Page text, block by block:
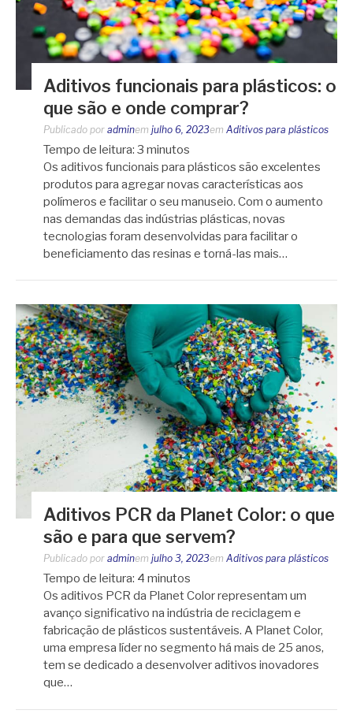
Aditivos funcionais para plásticos: o
que são e onde comprar?
Publicado por adminem julho 6, 2023em Aditivos para plásticos
Tempo de leitura: 3 minutos
Os aditivos funcionais para plásticos são excelentes
produtos para agregar novas características aos
polímeros e facilitar o seu manuseio. Com o aumento
nas demandas das indústrias plásticas, novas
tecnologias foram desenvolvidas para facilitar o
beneficiamento das resinas e torná-las mais…
Aditivos PCR da Planet Color: o que
são e para que servem?
Publicado por adminem julho 3, 2023em Aditivos para plásticos
Tempo de leitura: 4 minutos
Os aditivos PCR da Planet Color representam um
avanço significativo na indústria de reciclagem e
fabricação de plásticos sustentáveis. A Planet Color,
uma empresa líder no segmento há mais de 25 anos,
tem se dedicado a desenvolver aditivos inovadores
que…